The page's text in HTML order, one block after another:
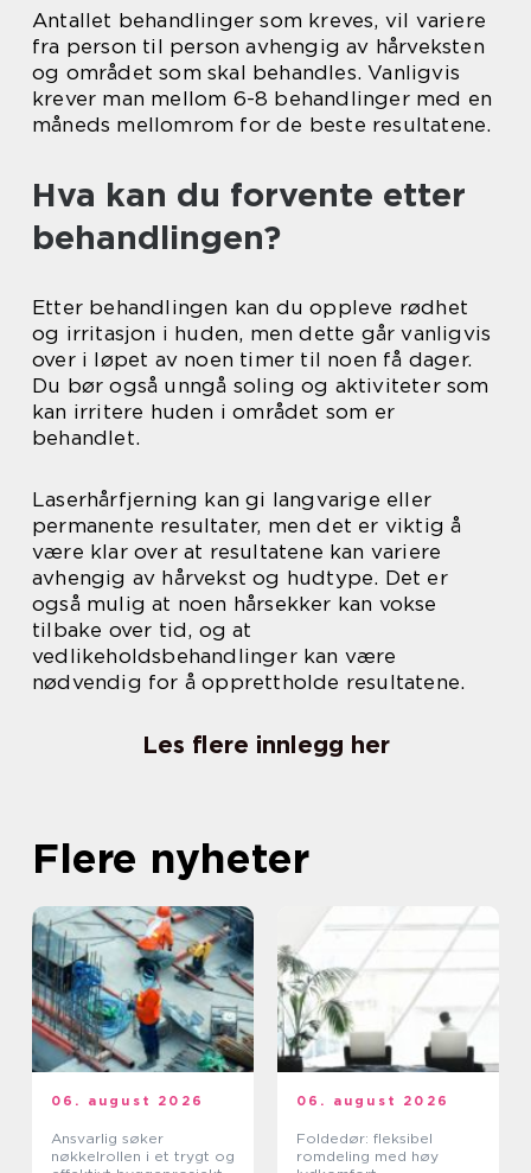
Antallet behandlinger som kreves, vil variere
fra person til person avhengig av hårveksten
og området som skal behandles. Vanligvis
krever man mellom 6-8 behandlinger med en
måneds mellomrom for de beste resultatene.
Hva kan du forvente etter
behandlingen?
Etter behandlingen kan du oppleve rødhet
og irritasjon i huden, men dette går vanligvis
over i løpet av noen timer til noen få dager.
Du bør også unngå soling og aktiviteter som
kan irritere huden i området som er
behandlet.
Laserhårfjerning kan gi langvarige eller
permanente resultater, men det er viktig å
være klar over at resultatene kan variere
avhengig av hårvekst og hudtype. Det er
også mulig at noen hårsekker kan vokse
tilbake over tid, og at
vedlikeholdsbehandlinger kan være
nødvendig for å opprettholde resultatene.
Les flere innlegg her
Flere nyheter
06. august 2026
Ansvarlig søker
nøkkelrollen i et trygt og
06. august 2026
Foldedør: fleksibel
romdeling med høy